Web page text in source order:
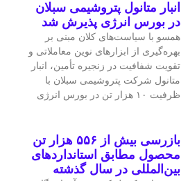
انبار متانول پتروشیمی سبلان
در بورس انرژی پذیرش شد
همسو با سیاست‌های کلان مبنی بر
بهره‌گیری از ابزارهای نوین معاملاتی و
تقویت شفافیت در زنجیره تأمین، انبار
متانول شرکت پتروشیمی سبلان با
ظرفیت ۱۰ هزار تن در بورس انرژی
بازرسی بیش از ۵۵۶ هزار تن
محصول مطابق استانداردهای
بین‌المللی در سال گذشته